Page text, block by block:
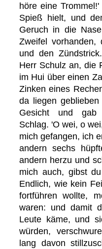
höre eine
Spieß hielt, und
Geruch in die
Zweifel vorhanden,
und den
Herr Schulz an, die
im Hui über einen
Zinken eines
da liegen
Gesicht und gab
Schlag. 'O wei, o
mich gefangen, ich
andern sechs
andern herzu und
mich auch, gibst
Endlich, wie kein
fortführen wollte,
waren: und damit
Leute käme, und
würden,
lang davon